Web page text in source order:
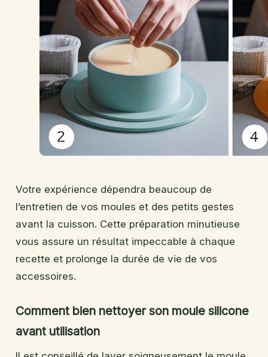
Votre expérience dépendra beaucoup de
l’entretien de vos moules et des petits gestes
avant la cuisson. Cette préparation minutieuse
vous assure un résultat impeccable à chaque
recette et prolonge la durée de vie de vos
accessoires.
Comment bien nettoyer son moule silicone
avant utilisation